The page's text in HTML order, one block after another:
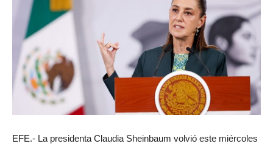
EFE.- La presidenta Claudia Sheinbaum volvió este miércoles